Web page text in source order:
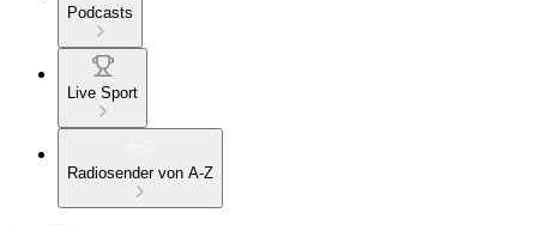
Podcasts
Live Sport
Radiosender von A-Z